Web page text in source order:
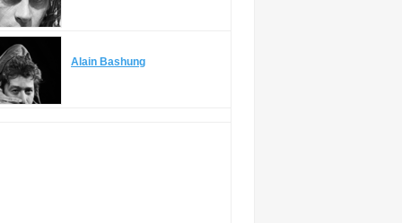
Alain Bashung